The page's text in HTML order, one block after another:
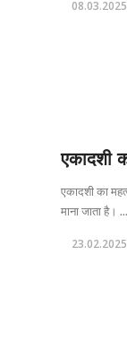
08.03.2025
एकादशी
एकादशी का
माना जाता है। ...
23.02.2025